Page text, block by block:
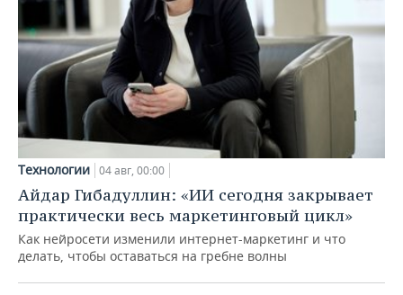
Технологии 04 авг, 00:00
Айдар Гибадуллин: «ИИ сегодня закрывает
практически весь маркетинговый цикл»
Как нейросети изменили интернет-маркетинг и что
делать, чтобы оставаться на гребне волны